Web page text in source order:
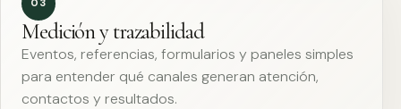
03
Medición y trazabilidad
Eventos, referencias, formularios y paneles simples
para entender qué canales generan atención,
contactos y resultados.